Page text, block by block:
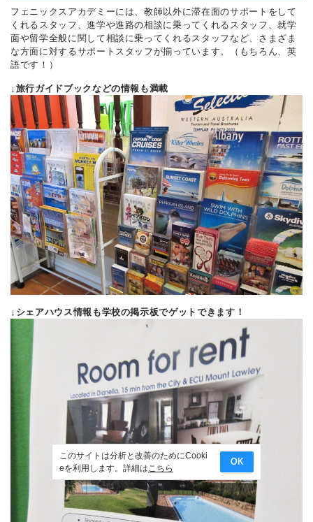
このサイトは分析と改善のためにCooki
eを利用します。詳細はこちら
OK
フェニックスアカデミーには、教師以外に滞在面のサポートをして
くれるスタッフ、進学や進路の相談に乗ってくれるスタッフ、就学
面や留学全般に関して相談に乗ってくれるスタッフなど、さまざま
な方面に対するサポートスタッフが揃っています。（もちろん、英
語です！）
↓旅行ガイドブックなどの情報も満載
↓シェアハウス情報も学校の掲示板でゲットできます！